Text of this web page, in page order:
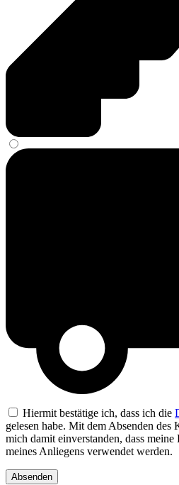
Hiermit bestätige ich, dass ich die
gelesen habe. Mit dem Absenden
mich damit einverstanden, dass
meines Anliegens verwendet werden.